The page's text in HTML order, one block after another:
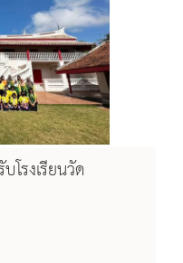
รงเรียนวัด